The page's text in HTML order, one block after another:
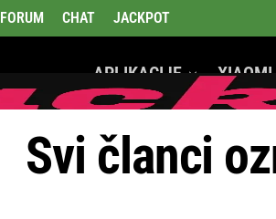
FORUM CHAT JACKPOT
GeeK Mobiteli
APLIKACIJE XIAOMI
Svi članci